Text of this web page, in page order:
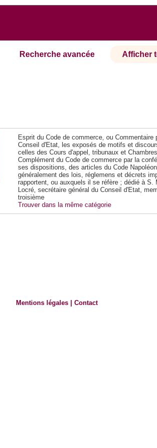
Recherche avancée Afficher
Esprit du Code de commerce, ou
Conseil d'Etat, les exposés de motifs et
celles des Cours d'appel, tribunaux et
Complément du Code de commerce par la
ses dispositions, des articles du Code
généralement des lois, réglemens et décrets
rapportent, ou auxquels il se réfère ; dédié à S.
Locré, secrétaire général du Conseil d'Etat,
troisième
Trouver dans la même catégorie
Mentions légales |Contact